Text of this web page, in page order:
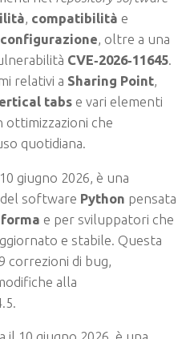
, compatibilità e
, oltre a una
CVE‑2026‑11645.
relativi a Sharing Point,
tabs e vari elementi
ottimizzazioni che
quotidiana.
giugno 2026, è una
software Python pensata
e per sviluppatori che
e stabile. Questa
correzioni di bug,
alla